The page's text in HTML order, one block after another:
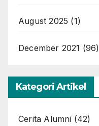
August 2025 (1)
December 2021 (96)
Kategori Artikel
Cerita Alumni (42)